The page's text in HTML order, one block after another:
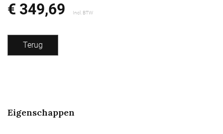
€ 349,69 Incl. BTW
Terug
Eigenschappen